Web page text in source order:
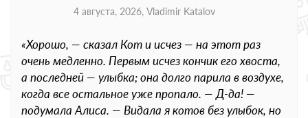
4 августа, 2026, Vladimir Katalov
«Хорошо, — сказал Кот и исчез — на этот раз
очень медленно. Первым исчез кончик его хвоста,
а последней — улыбка; она долго парила в воздухе,
когда все остальное уже пропало. — Д-да! —
подумала Алиса. — Видала я котов без улыбок, но